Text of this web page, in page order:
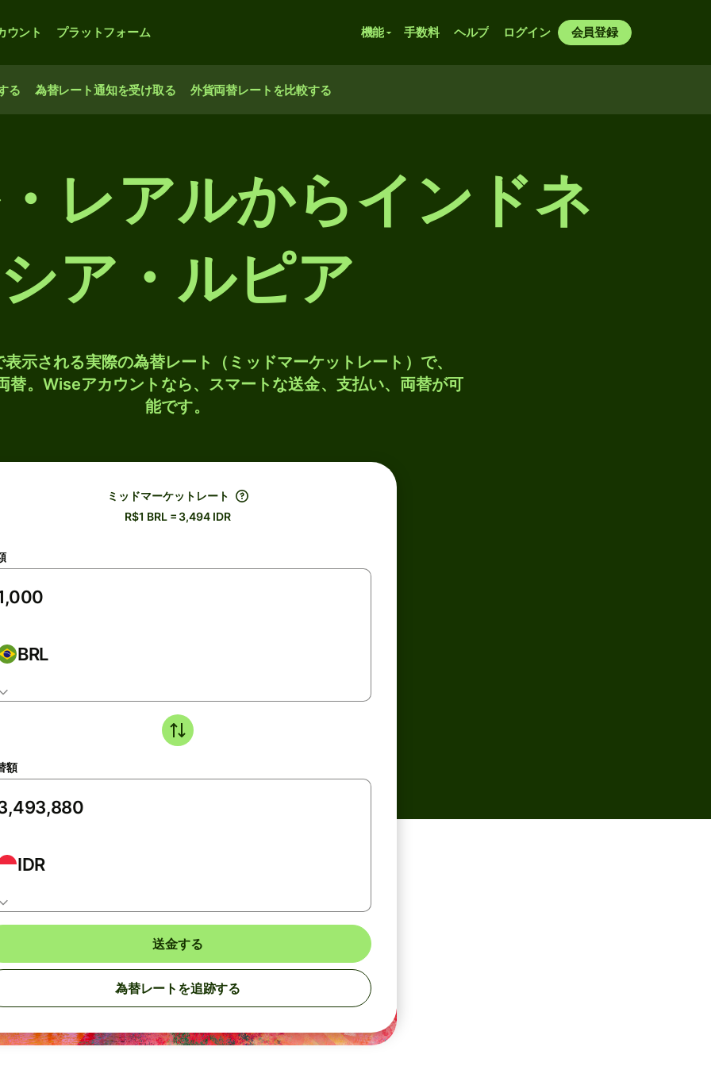
ウント プラットフォーム 機能 手数料 ヘルプ ログイン 会員登録
る 為替レート通知を受け取る 外貨両替レートを比較する
レアルからインドネ
シア・ルピア
示される実際の為替レート（ミッドマーケットレート）で、
替。Wiseアカウントなら、スマートな送金、支払い、両替が可
能です。
ミッドマーケットレート
R$1 BRL = 3,494 IDR
BRL
額
IDR
送金する
為替レートを追跡する